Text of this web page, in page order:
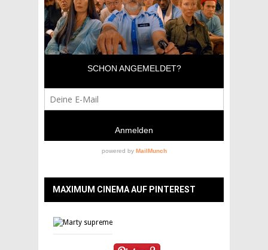
MAXIMUM CINEMA AUF PINTEREST